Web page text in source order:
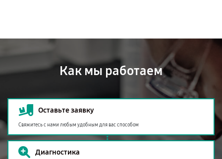
Как мы работаем
Оставьте заявку
Свяжитесь с нами любым удобным для вас способом
Диагностика